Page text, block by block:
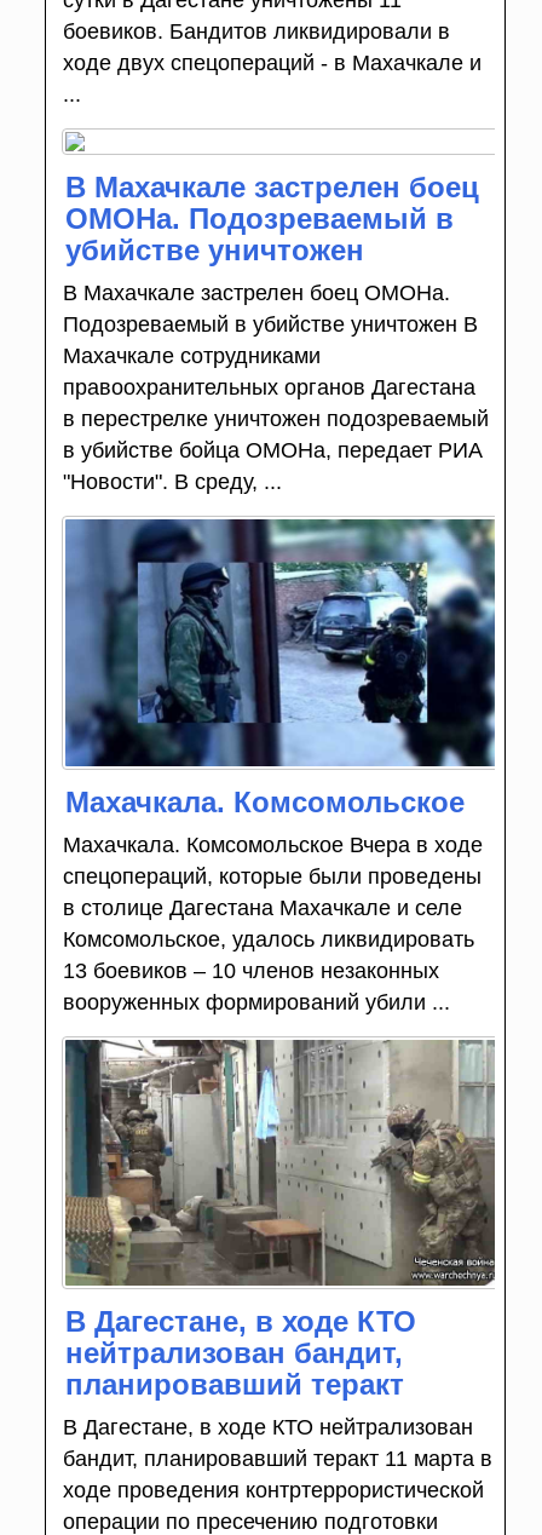
боевиков. Бандитов ликвидировали в
ходе двух спецопераций - в Махачкале и
...
В Махачкале застрелен боец
ОМОНа. Подозреваемый в
убийстве уничтожен
В Махачкале застрелен боец ОМОНа.
Подозреваемый в убийстве уничтожен В
Махачкале сотрудниками
правоохранительных органов Дагестана
в перестрелке уничтожен подозреваемый
в убийстве бойца ОМОНа, передает РИА
"Новости". В среду, ...
Махачкала. Комсомольское
Махачкала. Комсомольское Вчера в ходе
спецопераций, которые были проведены
в столице Дагестана Махачкале и селе
Комсомольское, удалось ликвидировать
13 боевиков – 10 членов незаконных
вооруженных формирований убили ...
В Дагестане, в ходе КТО
нейтрализован бандит,
планировавший теракт
В Дагестане, в ходе КТО нейтрализован
бандит, планировавший теракт 11 марта в
ходе проведения контртеррористической
операции по пресечению подготовки